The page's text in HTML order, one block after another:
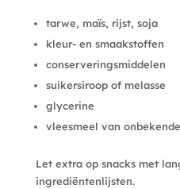
tarwe, maïs, rijst, soja
kleur- en smaakstoffen
conserveringsmiddelen
suikersiroop of melasse
glycerine
vleesmeel van
Let extra op snacks met
ingrediëntenlijsten.